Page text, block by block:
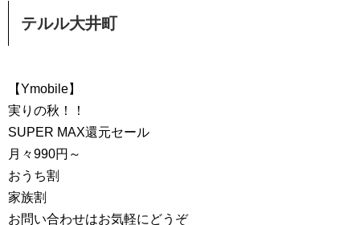
テルル大井町
【Ymobile】
実りの秋！！
SUPER MAX還元セール
月々990円～
おうち割
家族割
お問い合わせはお気軽にどうぞ